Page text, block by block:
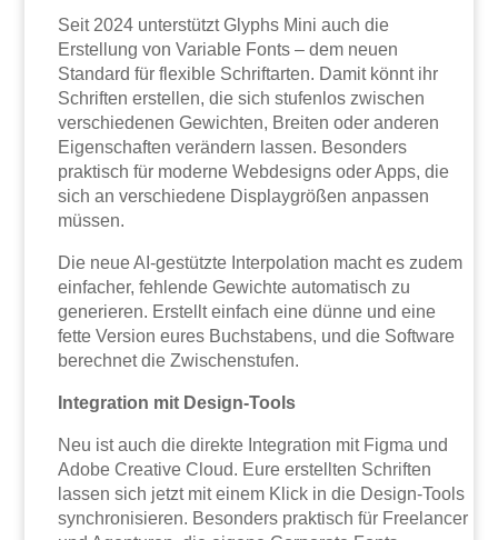
Seit 2024 unterstützt Glyphs Mini auch die
Erstellung von Variable Fonts – dem neuen
Standard für flexible Schriftarten. Damit könnt ihr
Schriften erstellen, die sich stufenlos zwischen
verschiedenen Gewichten, Breiten oder anderen
Eigenschaften verändern lassen. Besonders
praktisch für moderne Webdesigns oder Apps, die
sich an verschiedene Displaygrößen anpassen
müssen.
Die neue AI-gestützte Interpolation macht es zudem
einfacher, fehlende Gewichte automatisch zu
generieren. Erstellt einfach eine dünne und eine
fette Version eures Buchstabens, und die Software
berechnet die Zwischenstufen.
Integration mit Design-Tools
Neu ist auch die direkte Integration mit Figma und
Adobe Creative Cloud. Eure erstellten Schriften
lassen sich jetzt mit einem Klick in die Design-Tools
synchronisieren. Besonders praktisch für Freelancer